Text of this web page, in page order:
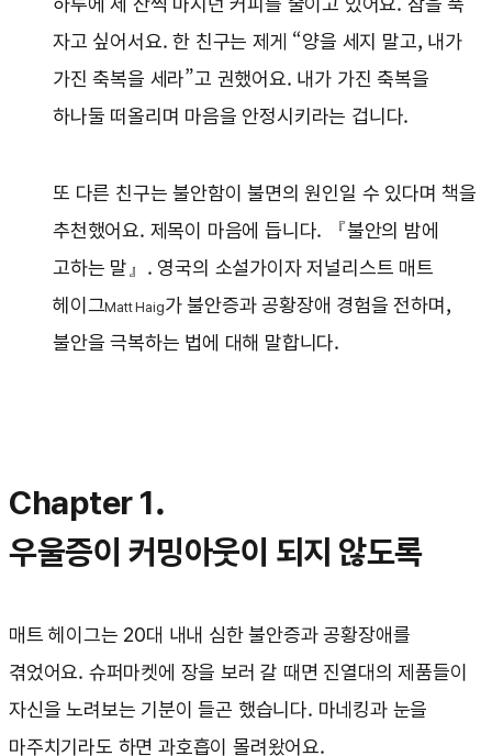
자고 싶어서요. 한 친구는 제게 “양을 세지 말고, 내가
가진 축복을 세라”고 권했어요. 내가 가진 축복을
하나둘 떠올리며 마음을 안정시키라는 겁니다.
또 다른 친구는 불안함이 불면의 원인일 수 있다며 책을
추천했어요. 제목이 마음에 듭니다. 『불안의 밤에
고하는 말』. 영국의 소설가이자 저널리스트 매트
헤이그Matt Haig가 불안증과 공황장애 경험을 전하며,
불안을 극복하는 법에 대해 말합니다.
Chapter 1.
우울증이 커밍아웃이 되지 않도록
매트 헤이그는 20대 내내 심한 불안증과 공황장애를
겪었어요. 슈퍼마켓에 장을 보러 갈 때면 진열대의 제품들이
자신을 노려보는 기분이 들곤 했습니다. 마네킹과 눈을
마주치기라도 하면 과호흡이 몰려왔어요.